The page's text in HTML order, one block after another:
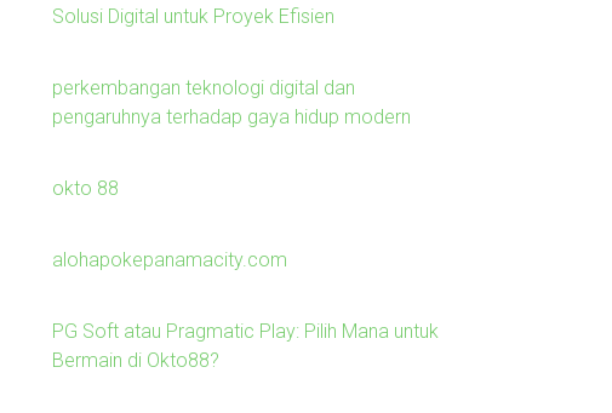
Solusi Digital untuk Proyek Efisien
perkembangan teknologi digital dan
pengaruhnya terhadap gaya hidup modern
okto 88
alohapokepanamacity.com
PG Soft atau Pragmatic Play: Pilih Mana untuk
Bermain di Okto88?